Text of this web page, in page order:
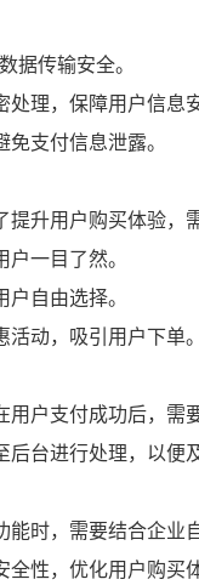
据传输安全。
理，保障用户信息
支付信息泄露。
升用户购买体验，
一目了然。
自由选择。
动，吸引用户下单。
用户支付成功后，需
台进行处理，以便
能时，需要结合企业
全性，优化用户购买